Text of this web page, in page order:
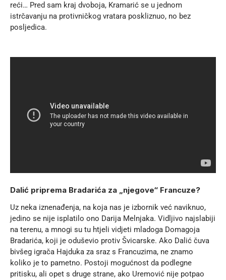
reći… Pred sam kraj dvoboja, Kramarić se u jednom
istrčavanju na protivničkog vratara poskliznuo, no bez
posljedica.
Dalić priprema Bradarića za „njegove“ Francuze?
Uz neka iznenađenja, na koja nas je izbornik već naviknuo,
jedino se nije isplatilo ono Darija Melnjaka. Vidljivo najslabiji
na terenu, a mnogi su tu htjeli vidjeti mladoga Domagoja
Bradarića, koji je oduševio protiv Švicarske. Ako Dalić čuva
bivšeg igrača Hajduka za sraz s Francuzima, ne znamo
koliko je to pametno. Postoji mogućnost da podlegne
pritisku, ali opet s druge strane, ako Uremović nije potpao